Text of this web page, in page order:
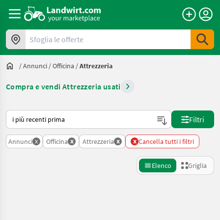
Sfoglia le offerte
/Annunci /Officina /Attrezzeria
Compra e vendi Attrezzeria usati
Ecco come viene ordinato su Landwirt.com
Filtri
Annunci x Officina x Attrezzeria x x Cancella tutti i filtri
Elenco Griglia